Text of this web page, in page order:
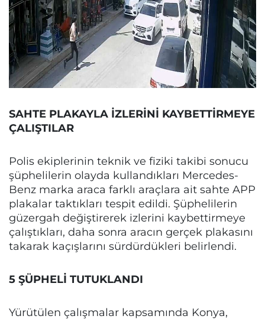
SAHTE PLAKAYLA İZLERİNİ KAYBETTİRMEYE
ÇALIŞTILAR
Polis ekiplerinin teknik ve fiziki takibi sonucu
şüphelilerin olayda kullandıkları Mercedes-
Benz marka araca farklı araçlara ait sahte APP
plakalar taktıkları tespit edildi. Şüphelilerin
güzergah değiştirerek izlerini kaybettirmeye
çalıştıkları, daha sonra aracın gerçek plakasını
takarak kaçışlarını sürdürdükleri belirlendi.
5 ŞÜPHELİ TUTUKLANDI
Yürütülen çalışmalar kapsamında Konya,